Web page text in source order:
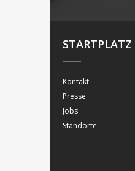
STARTPLATZ
Kontakt
Presse
Jobs
Standorte